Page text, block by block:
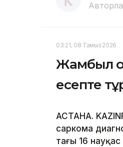
03:21, 08 Тамыз 2026
Жамбыл
есепте
АСТАНА.
саркома
тағы 16